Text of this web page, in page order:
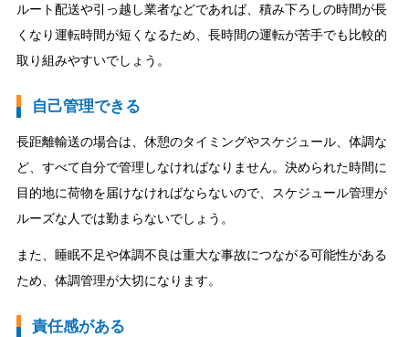
ルート配送や引っ越し業者などであれば、積み下ろしの時間が長
くなり運転時間が短くなるため、長時間の運転が苦手でも比較的
取り組みやすいでしょう。
自己管理できる
長距離輸送の場合は、休憩のタイミングやスケジュール、体調な
ど、すべて自分で管理しなければなりません。決められた時間に
目的地に荷物を届けなければならないので、スケジュール管理が
ルーズな人では勤まらないでしょう。
また、睡眠不足や体調不良は重大な事故につながる可能性がある
ため、体調管理が大切になります。
責任感がある